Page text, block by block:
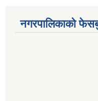
नगरपालिकाको